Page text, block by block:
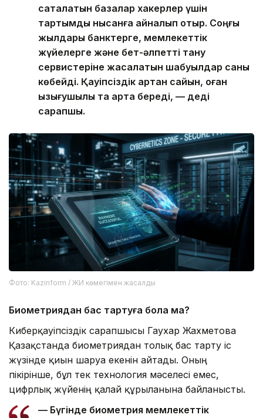
сақталатын базалар хакерлер үшін
тартымды нысанға айналып отыр. Соңғы
жылдары банктерге, мемлекеттік
жүйелерге және бет-әлпетті тану
сервистеріне жасалатын шабуылдар саны
көбейді. Қауіпсіздік артқан сайын, оған
қызығушылық та арта береді, — деді
сарапшы.
Фото: Kazinform / ЖИ көмегімен жасалды
Биометриядан бас тартуға бола ма?
Киберқауіпсіздік сарапшысы Гаухар Жахметова
Қазақстанда биометриядан толық бас тарту іс
жүзінде қиын шаруа екенін айтады. Оның
пікірінше, бұл тек технология мәселесі емес,
цифрлық жүйенің қалай құрылғанына байланысты.
— Бүгінде биометрия мемлекеттік